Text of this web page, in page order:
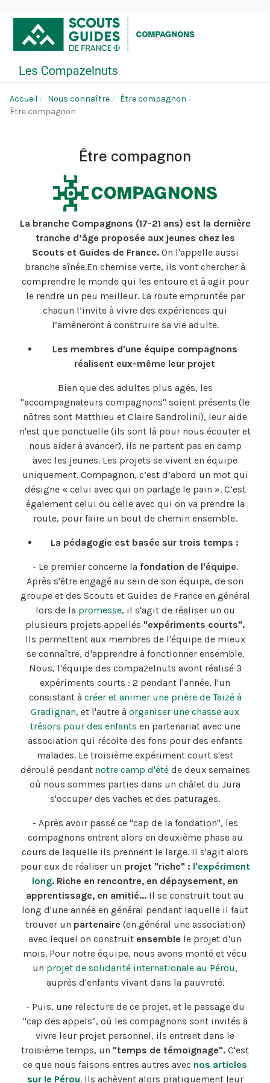
Accueil Nous connaître
Être compagnon
Être compagnon
Être compagnon
La branche Compagnons (17-21 ans) est la dernière
tranche d’âge proposée aux jeunes chez les
Scouts et Guides de France. On l'appelle aussi
branche aînée.En chemise verte, ils vont chercher à
comprendre le monde qui les entoure et à agir pour
le rendre un peu meilleur. La route empruntée par
chacun l’invite à vivre des expériences qui
l’amèneront à construire sa vie adulte.
Les membres d'une équipe compagnons
réalisent eux-même leur projet
Bien que des adultes plus agés, les
"accompagnateurs compagnons" soient présents (le
nôtres sont Matthieu et Claire Sandrolini), leur aide
n'est que ponctuelle (ils sont là pour nous écouter et
nous aider à avancer), ils ne partent pas en camp
avec les jeunes. Les projets se vivent en équipe
uniquement. Compagnon, c’est d’abord un mot qui
désigne « celui avec qui on partage le pain ». C’est
également celui ou celle avec qui on va prendre la
route, pour faire un bout de chemin ensemble.
La pédagogie est basée sur trois temps :
- Le premier concerne la fondation de l'équipe.
Après s'être engagé au sein de son équipe, de son
groupe et des Scouts et Guides de France en général
lors de la promesse, il s'agit de réaliser un ou
plusieurs projets appellés "expériments courts".
Ils permettent aux membres de l'équipe de mieux
se connaître, d'apprendre à fonctionner ensemble.
Nous, l'équipe des compazelnuts avont réalisé 3
expériments courts : 2 pendant l'année, l'un
consistant à créer et animer une prière de Taizé à
Gradignan, et l'autre à organiser une chasse aux
trésors pour des enfants en partenariat avec une
association qui récolte des fons pour des enfants
malades. Le troisième expériment court s'est
déroulé pendant notre camp d'étéde deux semaines
où nous sommes parties dans un châlet du Jura
s'occuper des vaches et des paturages.
- Après avoir passé ce "cap de la fondation", les
compagnons entrent alors en deuxième phase au
cours de laquelle ils prennent le large. Il s'agit alors
pour eux de réaliser un projet "riche" : l'expériment
long. Riche en rencontre, en dépaysement, en
apprentissage, en amitié... Il se construit tout au
long d'une année en général pendant laquelle il faut
trouver un partenaire (en général une association)
avec lequel on construit ensemble le projet d'un
mois. Pour notre équipe, nous avons monté et vécu
un projet de solidarité internationale au Pérou,
auprès d'enfants vivant dans la pauvreté.
- Puis, une relecture de ce projet, et le passage du
"cap des appels", où les compagnons sont invités à
vivre leur projet personnel, ils entrent dans le
troisième temps, un "temps de témoignage". C'est
ce que nous faisons entres autres avec nos articles
sur le Pérou. Ils achèvent alors pratiquement leur